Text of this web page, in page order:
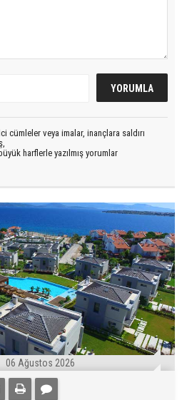
cümleler veya imalar, inançlara saldırı
harflerle yazılmış yorumlar
06 Ağustos 2026